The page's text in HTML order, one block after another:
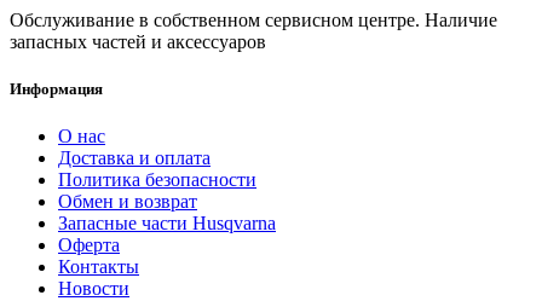
Обслуживание в собственном сервисном центре. Наличие
запасных частей и аксессуаров
Информация
О нас
Доставка и оплата
Политика безопасности
Обмен и возврат
Запасные части Husqvarna
Оферта
Контакты
Новости